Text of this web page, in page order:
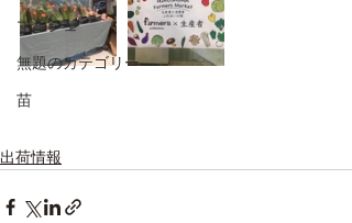
マルシェ
無題のカテゴリー
苗
出荷情報